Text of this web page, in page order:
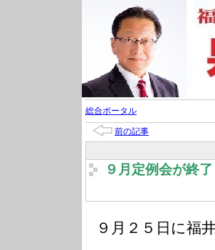
総合ポータル
前の記事
９月定例会が終
９月２５日に福